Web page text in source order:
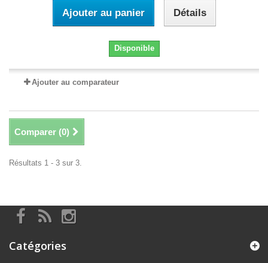
Ajouter au panier Détails
Disponible
Ajouter au comparateur
Comparer (0)
Résultats 1 - 3 sur 3.
Catégories